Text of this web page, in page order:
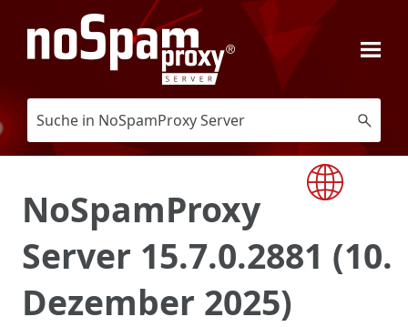
Zu Hauptinhalt springen
NoSpamProxy
Server 15.7.0.2881 (10.
Dezember 2025)